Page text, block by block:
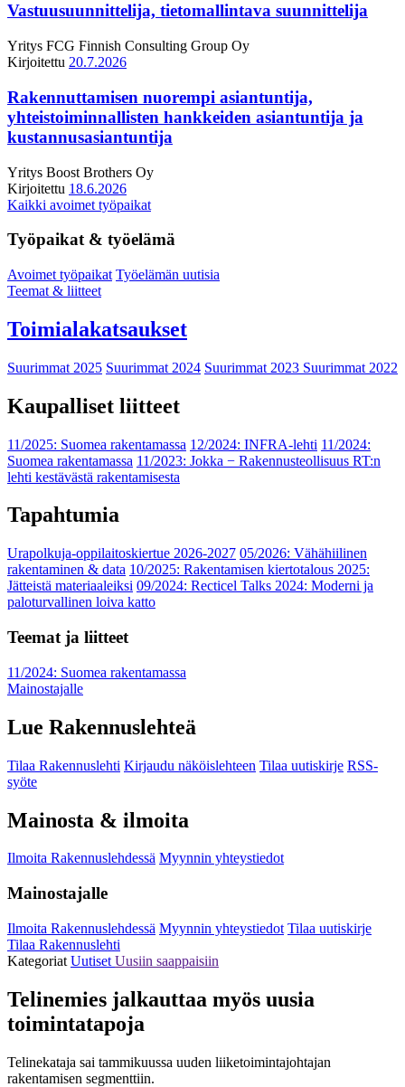
Vastuusuunnittelija, tietomallintava suunnittelija
Yritys FCG Finnish Consulting Group Oy
Kirjoitettu 20.7.2026
Rakennuttamisen nuorempi asiantuntija,
yhteistoiminnallisten hankkeiden asiantuntija ja
kustannusasiantuntija
Yritys Boost Brothers Oy
Kirjoitettu 18.6.2026
Kaikki avoimet työpaikat
Työpaikat & työelämä
Avoimet työpaikat Työelämän uutisia
Teemat & liitteet
Toimialakatsaukset
Suurimmat 2025 Suurimmat 2024 Suurimmat 2023 Suurimmat 2022
Kaupalliset liitteet
11/2025: Suomea rakentamassa 12/2024: INFRA-lehti 11/2024:
Suomea rakentamassa 11/2023: Jokka − Rakennusteollisuus RT:n
lehti kestävästä rakentamisesta
Tapahtumia
Urapolkuja-oppilaitoskiertue 2026-2027 05/2026: Vähähiilinen
rakentaminen & data 10/2025: Rakentamisen kiertotalous 2025:
Jätteistä materiaaleiksi 09/2024: Recticel Talks 2024: Moderni ja
paloturvallinen loiva katto
Teemat ja liitteet
11/2024: Suomea rakentamassa
Mainostajalle
Lue Rakennuslehteä
Tilaa Rakennuslehti Kirjaudu näköislehteen Tilaa uutiskirje RSS-
syöte
Mainosta & ilmoita
Ilmoita Rakennuslehdessä Myynnin yhteystiedot
Mainostajalle
Ilmoita Rakennuslehdessä Myynnin yhteystiedot Tilaa uutiskirje
Tilaa Rakennuslehti
Kategoriat Uutiset Uusiin saappaisiin
Telinemies jalkauttaa myös uusia
toimintatapoja
Telinekataja sai tammikuussa uuden liiketoimintajohtajan
rakentamisen segmenttiin.